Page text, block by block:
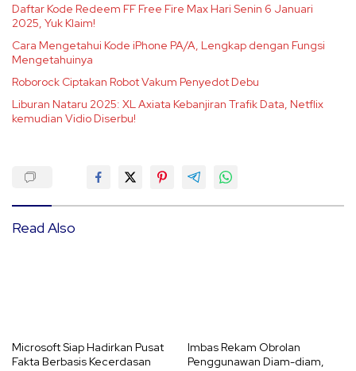
Daftar Kode Redeem FF Free Fire Max Hari Senin 6 Januari
2025, Yuk Klaim!
Cara Mengetahui Kode iPhone PA/A, Lengkap dengan Fungsi
Mengetahuinya
Roborock Ciptakan Robot Vakum Penyedot Debu
Liburan Nataru 2025: XL Axiata Kebanjiran Trafik Data, Netflix
kemudian Vidio Diserbu!
Read Also
Microsoft Siap Hadirkan Pusat
Fakta Berbasis Kecerdasan
Imbas Rekam Obrolan
Penggunawan Diam-diam,